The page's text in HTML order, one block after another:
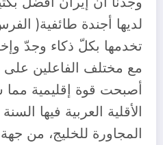
لديها أجندة طائفية(
تخدمها بكلّ ذكاء وجدّ
مع مختلف الفاعلين
أصبحت قوة إقليمية مما
الأقلية العربية فيها
المجاورة للخليج، من